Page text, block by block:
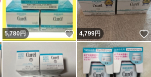
いいね！
5,780円 いいね！
4,799円